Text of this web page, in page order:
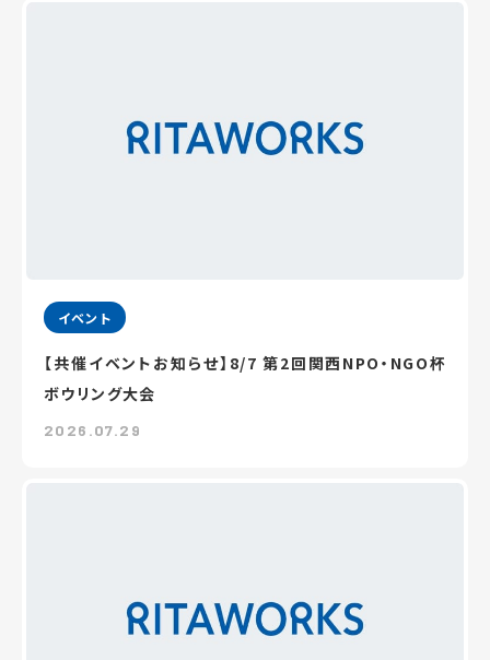
イベント
【共催イベントお知らせ】8/7 第2回関西NPO・NGO杯
ボウリング大会
2026.07.29